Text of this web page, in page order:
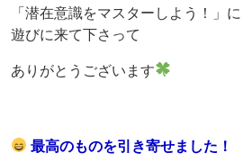
「潜在意識をマスターしよう！」に
遊びに来て下さって
ありがとうございます
最高のものを引き寄せました！